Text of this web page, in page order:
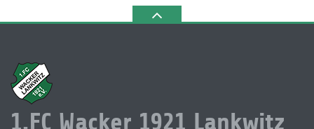
1.FC Wacker 1921 Lankwitz